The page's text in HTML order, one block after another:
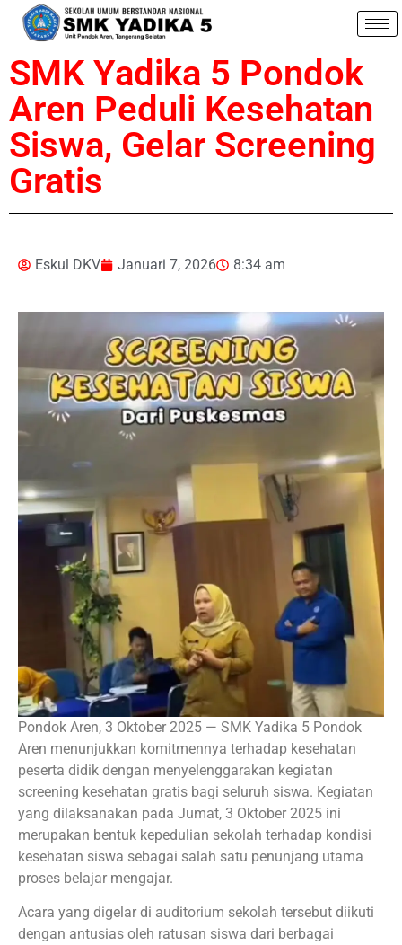
SMK Yadika 5 Pondok
Aren Peduli Kesehatan
Siswa, Gelar Screening
Gratis
Eskul DKV Januari 7, 2026 8:34 am
Pondok Aren, 3 Oktober 2025 — SMK Yadika 5 Pondok
Aren menunjukkan komitmennya terhadap kesehatan
peserta didik dengan menyelenggarakan kegiatan
screening kesehatan gratis bagi seluruh siswa. Kegiatan
yang dilaksanakan pada Jumat, 3 Oktober 2025 ini
merupakan bentuk kepedulian sekolah terhadap kondisi
kesehatan siswa sebagai salah satu penunjang utama
proses belajar mengajar.
Acara yang digelar di auditorium sekolah tersebut diikuti
dengan antusias oleh ratusan siswa dari berbagai